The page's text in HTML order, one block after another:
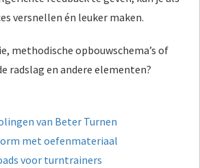
versnellen én leuker maken.
methodische opbouwschema’s of
radslag en andere elementen?
van Beter Turnen
met oefenmateriaal
voor turntrainers